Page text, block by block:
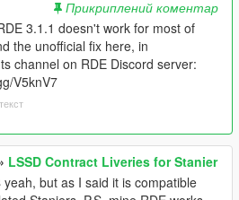
Прикриплений коментар
3.1.1 doesn't work for most of
the unofficial fix here, in
channel on RDE Discord server:
V5knV7
LSSD Contract Liveries for Stanier
yeah, but as I said it is compatible